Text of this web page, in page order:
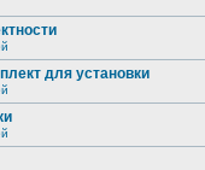
для установки